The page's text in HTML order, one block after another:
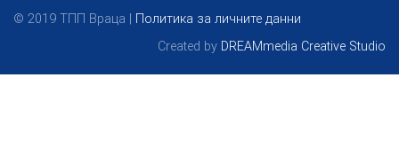
© 2019 ТПП Враца | Политика за личните данни
Created by DREAMmedia Creative Studio